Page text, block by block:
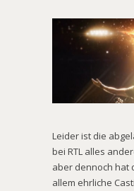
Leider ist die
bei RTL alles
aber dennoch hat
allem ehrliche